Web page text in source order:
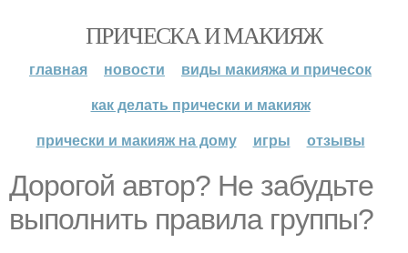
ПРИЧЕСКА И МАКИЯЖ
главная новости
виды макияжа и причесок
как делать прически и макияж
прически и макияж на дому
игры отзывы
Дорогой автор? Не забудьте
выполнить правила группы?